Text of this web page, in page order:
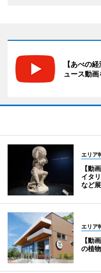
【あべの
ュース動画
エリア
【動
イタ
など
エリア
【動
の植